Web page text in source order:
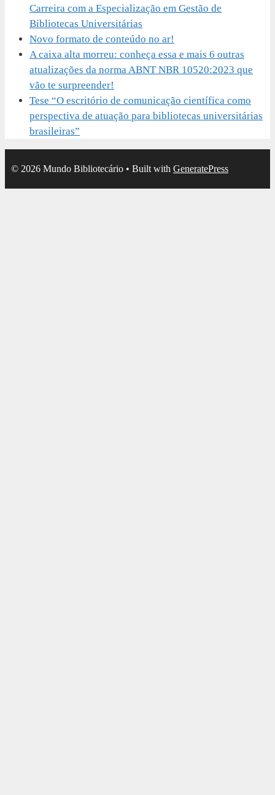
Carreira com a Especialização em Gestão de
Bibliotecas Universitárias
Novo formato de conteúdo no ar!
A caixa alta morreu: conheça essa e mais 6 outras
atualizações da norma ABNT NBR 10520:2023 que
vão te surpreender!
Tese “O escritório de comunicação científica como
perspectiva de atuação para bibliotecas universitárias
brasileiras”
© 2026 Mundo Bibliotecário • Built with GeneratePress